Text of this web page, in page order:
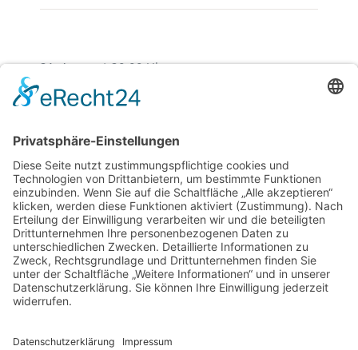
21. August | 20:00 Uhr
Der Zerbrochene Krug
29. August | 20:00 Uhr
Westpfälzer Blächbläserconsort ,,Blech Pur‘‘